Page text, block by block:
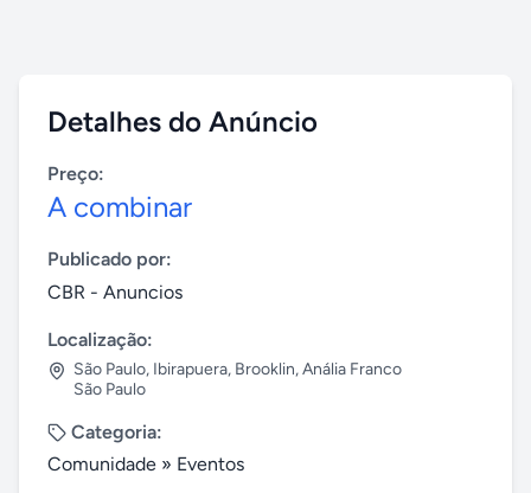
Detalhes do Anúncio
Preço:
A combinar
Publicado por:
CBR - Anuncios
Localização:
São Paulo, Ibirapuera, Brooklin, Anália Franco
São Paulo
Categoria:
Comunidade » Eventos